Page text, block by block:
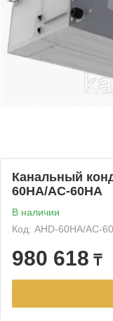
Канальный
60HА/AC-60HA
В наличии
Код: AHD-60HА/AC-
980 618 ₸